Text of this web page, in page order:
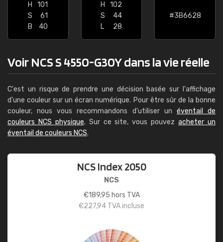
H
101
S
61
B
40
H
102
S
44
L
28
#3B6628
Voir NCS S 4550-G30Y dans la vie réelle
C'est un risque de prendre une décision basée sur l'affichage
d'une couleur sur un écran numérique. Pour être sûr de la bonne
couleur, nous vous recommandons d'utiliser un éventail de
couleurs NCS physique. Sur ce site, vous pouvezacheter un
éventail de couleurs NCS.
NCS Index 2050
NCS
€189,95 hors TVA
€227,94 TVA incluse